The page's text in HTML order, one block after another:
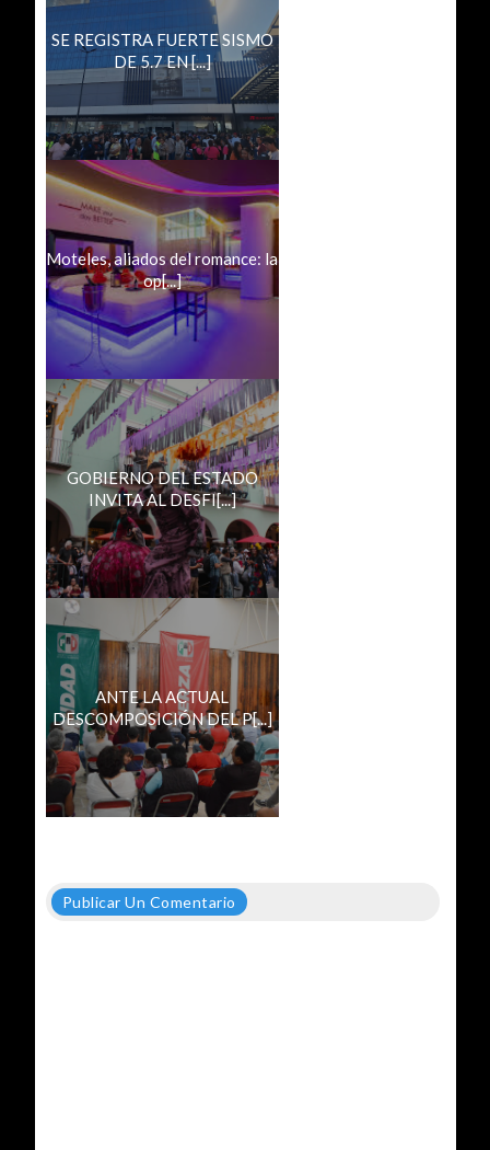
SE REGISTRA FUERTE SISMO
DE 5.7 EN [...]
Moteles, aliados del romance: la
op[...]
GOBIERNO DEL ESTADO
INVITA AL DESFI[...]
ANTE LA ACTUAL
DESCOMPOSICIÓN DEL P[...]
Publicar Un Comentario